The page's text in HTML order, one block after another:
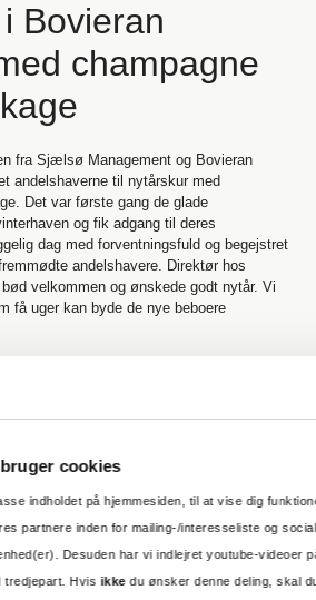
cookies
indholdet på hjemmesiden, til at vise dig
partnere inden for mailing-/interesseliste og
Desuden har vi indlejret youtube-
tredjepart. Hvis ikkedu ønsker denne deling, skal
Bovieran
champagne
fra Sjælsø Management og Bovieran
andelshaverne til nytårskur med
Det var første gang de glade
og fik adgang til deres
dag med forventningsfuld og begejstret
andelshavere. Direktør hos
velkommen og ønskede godt nytår. Vi
få uger kan byde de nye beboere
hjemmeside >